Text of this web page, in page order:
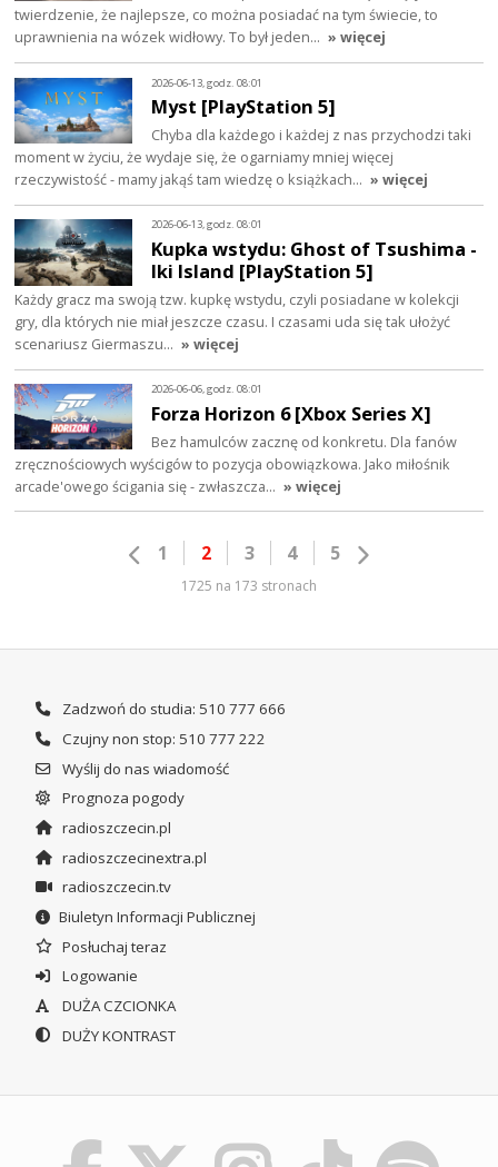
twierdzenie, że najlepsze, co można posiadać na tym świecie, to
uprawnienia na wózek widłowy. To był jeden… » więcej
2026-06-13, godz. 08:01
Myst [PlayStation 5]
Chyba dla każdego i każdej z nas przychodzi taki
moment w życiu, że wydaje się, że ogarniamy mniej więcej
rzeczywistość - mamy jakąś tam wiedzę o książkach… » więcej
2026-06-13, godz. 08:01
Kupka wstydu: Ghost of Tsushima -
Iki Island [PlayStation 5]
Każdy gracz ma swoją tzw. kupkę wstydu, czyli posiadane w kolekcji
gry, dla których nie miał jeszcze czasu. I czasami uda się tak ułożyć
scenariusz Giermaszu… » więcej
2026-06-06, godz. 08:01
Forza Horizon 6 [Xbox Series X]
Bez hamulców zacznę od konkretu. Dla fanów
zręcznościowych wyścigów to pozycja obowiązkowa. Jako miłośnik
arcade'owego ścigania się - zwłaszcza… » więcej
1 2 3 4 5
1725 na 173 stronach
Zadzwoń do studia: 510 777 666
Czujny non stop: 510 777 222
Wyślij do nas wiadomość
Prognoza pogody
radioszczecin.pl
radioszczecinextra.pl
radioszczecin.tv
Biuletyn Informacji Publicznej
Posłuchaj teraz
Logowanie
DUŻA CZCIONKA
DUŻY KONTRAST